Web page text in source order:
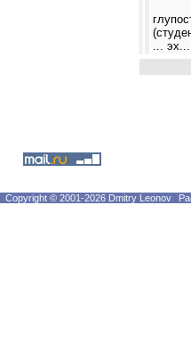
... эх...
Copyright © 2001-2026 Dmitry Leonov